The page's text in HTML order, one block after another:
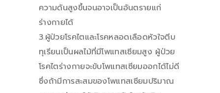
ความดันสูงขึ้นจนอาจเป็นอันตรายแก่
ร่างกายได้
3.ผู้ป่วยโรคไตและโรคหลอดเลือดหัวใจตีบ
ทุเรียนเป็นผลไม้ที่มีโพแทสเซียมสูง ผู้ป่วย
โรคไตร่างกายจะขับโพแทสเซียมออกได้ไม่ดี
ซึ่งถ้ามีการสะสมของโพแทสเซียมปริมาณ